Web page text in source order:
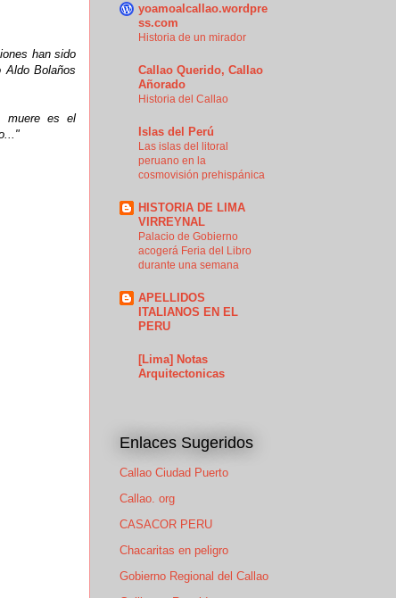
han sido
Aldo Bolaños
muere es el
yoamoalcallao.wordpre
ss.com
Historia de un mirador
Callao Querido, Callao
Añorado
Historia del Callao
Islas del Perú
Las islas del litoral
peruano en la
cosmovisión prehispánica
HISTORIA DE LIMA
VIRREYNAL
Palacio de Gobierno
acogerá Feria del Libro
durante una semana
APELLIDOS
ITALIANOS EN EL
PERU
[Lima] Notas
Arquitectonicas
Enlaces Sugeridos
Callao Ciudad Puerto
Callao. org
CASACOR PERU
Chacaritas en peligro
Gobierno Regional del Callao